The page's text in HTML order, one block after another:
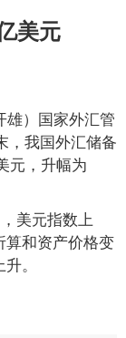
美元
雄）国家外汇管
，我国外汇储备
元，升幅为
美元指数上
算和资产价格变
。